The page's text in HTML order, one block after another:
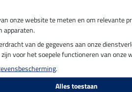
onze website te meten en om relevante
apparaten.
van de gegevens aan onze
voor het soepele functioneren van onze
.
Alles toestaan